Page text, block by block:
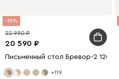
10
20 590
22 990
Письменный стол Бревор-2
+119